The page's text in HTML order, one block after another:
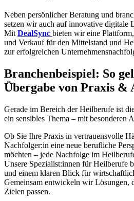
Neben persönlicher Beratung und
setzen wir auch auf innovative digitale
Mit DealSync bieten wir eine
und Verkauf für den Mittelstand und
zur erfolgreichen
Branchenbeispiel: So
Übergabe von Praxis &
Gerade im Bereich der Heilberufe ist
ein sensibles Thema – mit besonderen
Ob Sie Ihre Praxis in vertrauensvolle
Nachfolger:in eine neue berufliche
möchten – jede Nachfolge im
Unsere Spezialist:innen für Heilberufe
und einem klaren Blick für
Gemeinsam entwickeln wir Lösungen,
Zielen passen.